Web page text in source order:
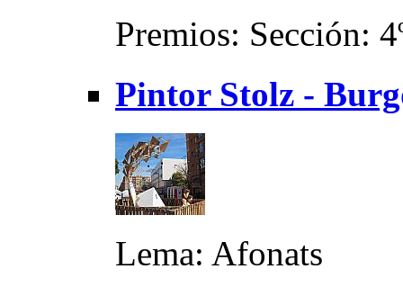
Premios: Sección:
Pintor Stolz -
Lema: Afonats